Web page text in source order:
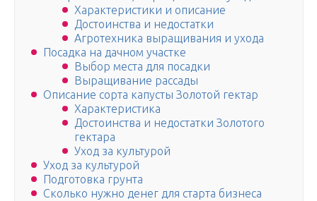
Характеристики и описание
Достоинства и недостатки
Агротехника выращивания и ухода
Посадка на дачном участке
Выбор места для посадки
Выращивание рассады
Описание сорта капусты Золотой гектар
Характеристика
Достоинства и недостатки Золотого
гектара
Уход за культурой
Уход за культурой
Подготовка грунта
Сколько нужно денег для старта бизнеса